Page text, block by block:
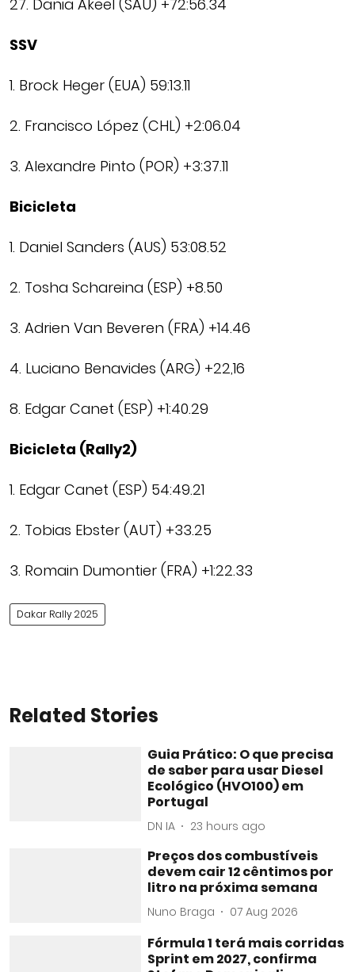
27. Dania Akeel (SAU) +72:56.34
SSV
1. Brock Heger (EUA) 59:13.11
2. Francisco López (CHL) +2:06.04
3. Alexandre Pinto (POR) +3:37.11
Bicicleta
1. Daniel Sanders (AUS) 53:08.52
2. Tosha Schareina (ESP) +8.50
3. Adrien Van Beveren (FRA) +14.46
4. Luciano Benavides (ARG) +22,16
8. Edgar Canet (ESP) +1:40.29
Bicicleta (Rally2)
1. Edgar Canet (ESP) 54:49.21
2. Tobias Ebster (AUT) +33.25
3. Romain Dumontier (FRA) +1:22.33
Dakar Rally 2025
Related Stories
Guia Prático: O que precisa
de saber para usar Diesel
Ecológico (HVO100) em
Portugal
DN IA 23 hours ago
Preços dos combustíveis
devem cair 12 cêntimos por
litro na próxima semana
Nuno Braga 07 Aug 2026
Fórmula 1 terá mais corridas
Sprint em 2027, confirma